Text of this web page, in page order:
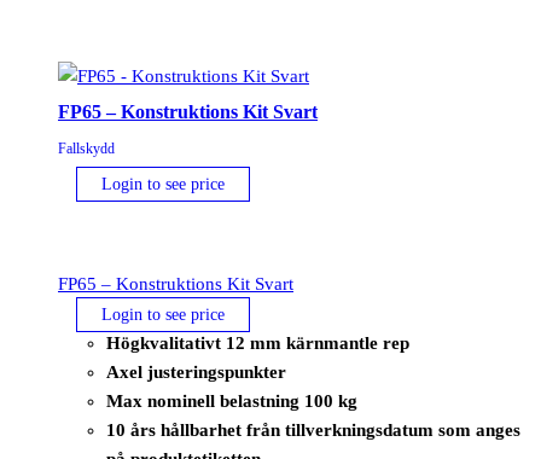
FP65 – Konstruktions Kit Svart
Fallskydd
Login to see price
FP65 – Konstruktions Kit Svart
Login to see price
Högkvalitativt 12 mm kärnmantle rep
Axel justeringspunkter
Max nominell belastning 100 kg
10 års hållbarhet från tillverkningsdatum som anges